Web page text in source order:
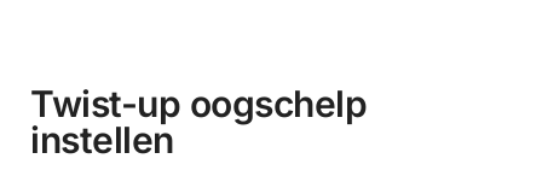
Twist-up oogschelp
instellen